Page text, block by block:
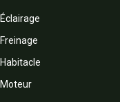
Éclairage
Freinage
Habitacle
Moteur